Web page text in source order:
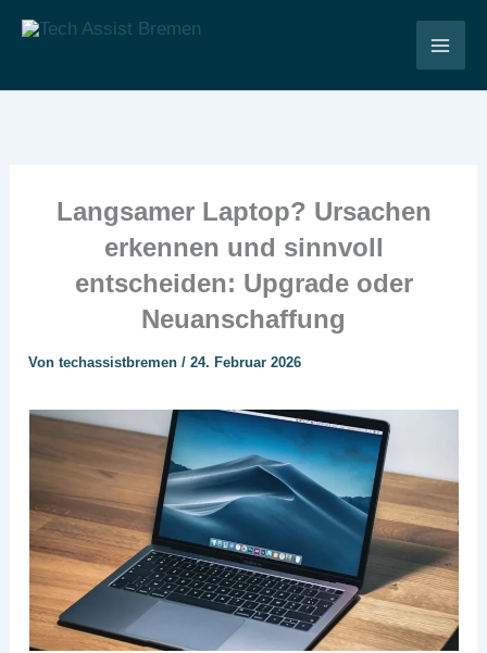
Inhalt
Langsamer Laptop? Ursachen
erkennen und sinnvoll
entscheiden: Upgrade oder
Neuanschaffung
Vontechassistbremen/24. Februar 2026